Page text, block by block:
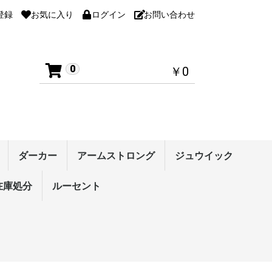
録 お気に入り ログイン お問い合わせ
0 ￥0
ー・シリーズ
ン系裏ソフト
・シリーズ(裏
ン・シリーズ
カオス
ン系表ソフト
ブルー・シリーズ
アクーダ・シリーズ
テンション系裏ソフト
高弾性裏ソフト
コントロール性裏ソフ
表ソフト
スパイク・シリーズ
接着剤
ラケットメンテナンス
ラバーメンテナンステンション系裏ソフト
高弾性裏ソフト
粘着性裏ソフト
コントロール性裏ソフ
テンション系表ソフト
粒高ラバー
ンス 接着剤
ラバーメンテナンス
ラケットメンテナンス
品
ダーカー
ラケット・シェーク
ラケット・ペン
アームストロング
ラバー
ラケット・シェーク
ラケット・ペン
メンテナンス
ラージ用品
その他
ジュウイック
庫処分 ルーセント